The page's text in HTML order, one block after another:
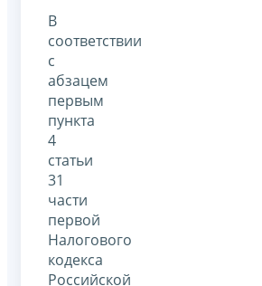
В
соответствии
с
абзацем
первым
пункта
4
статьи
31
части
первой
Налогового
кодекса
Российской